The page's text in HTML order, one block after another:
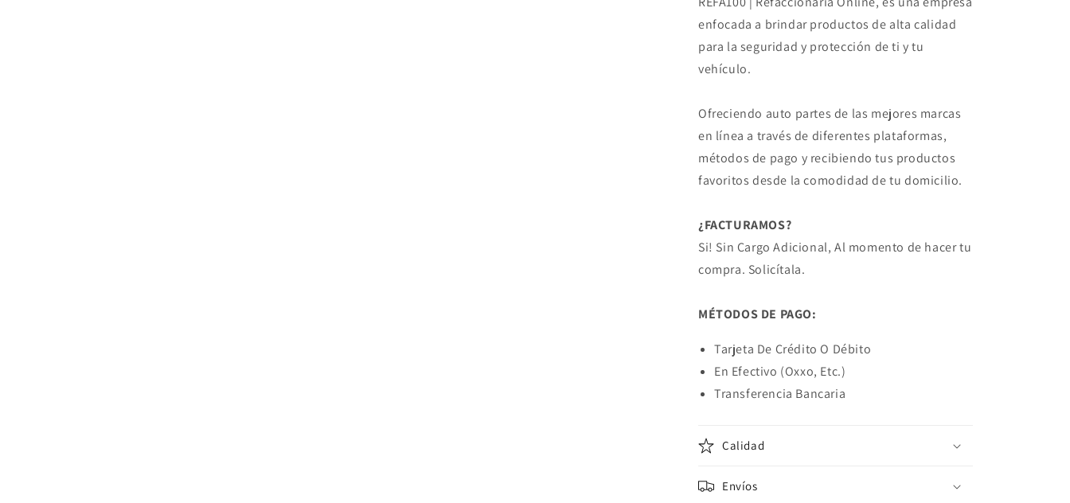
enfocada a brindar productos de alta calidad
para la seguridad y protección de ti y tu
vehículo.
Ofreciendo auto partes de las mejores marcas
en línea a través de diferentes plataformas,
métodos de pago y recibiendo tus productos
favoritos desde la comodidad de tu domicilio.
¿FACTURAMOS?
Si! Sin Cargo Adicional, Al momento de hacer tu
compra. Solicítala.
MÉTODOS DE PAGO:
Tarjeta De Crédito O Débito
En Efectivo (Oxxo, Etc.)
Transferencia Bancaria
Calidad
Envíos